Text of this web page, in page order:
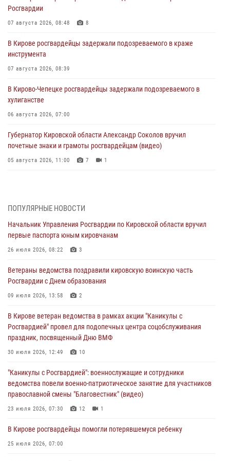
Росгвардии
07 августа 2026, 08:48 8
В Кирове росгвардейцы задержали подозреваемого в краже
инструмента
07 августа 2026, 08:39
В Кирово-Чепецке росгвардейцы задержали подозреваемого в
хулиганстве
06 августа 2026, 07:00
Губернатор Кировской области Александр Соколов вручил
почетные знаки и грамоты росгвардейцам (видео)
05 августа 2026, 11:00 7 1
04 августа 2026, 09:30
В Кирове росгвардейцы задержали подозреваемого в грабеже
03 августа 2026, 09:01
митинге в честь Дня воздушно-десантных войск
03 августа 2026, 08:45
магазина
02 августа 2026, 07:00
1 августа – День дежурной службы войск национальной гвардии
01 августа 2026, 09:39
ПОПУЛЯРНЫЕ НОВОСТИ
Начальник Управления Росгвардии по Кировской области вручил
первые паспорта юным кировчанам
26 июля 2026, 08:22 3
Ветераны ведомства поздравили кировскую воинскую часть
Росгвардии с Днем образования
09 июля 2026, 13:58 2
В Кирове ветеран ведомства в рамках акции "Каникулы с
Росгвардией" провел для подопечных центра соцобслуживания
праздник, посвященный Дню ВМФ
30 июля 2026, 12:49 10
"Каникулы с Росгвардией": военнослужащие и сотрудники
ведомства повели военно-патриотическое занятие для участников
православной смены "Благовестник" (видео)
23 июля 2026, 07:30 12 1
В Кирове росгвардейцы помогли потерявшемуся ребенку
25 июля 2026, 07:00